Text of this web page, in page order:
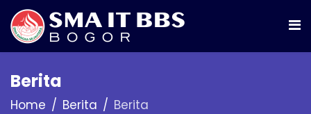
Berita
Home Berita Berita